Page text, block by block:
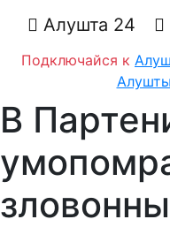
Алушта 24
Подключайся к
Алушты
В